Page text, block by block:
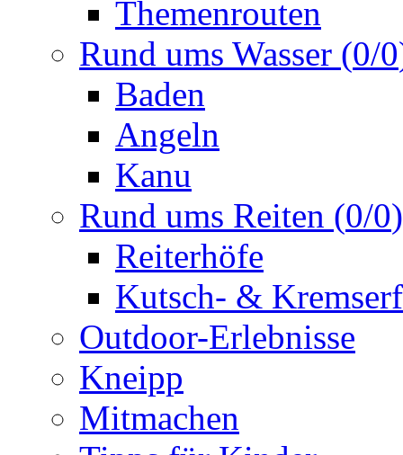
Themenrouten
Rund ums Wasser (0/0
Baden
Angeln
Kanu
Rund ums Reiten (0/0)
Reiterhöfe
Kutsch- &
Outdoor-Erlebnisse
Kneipp
Mitmachen